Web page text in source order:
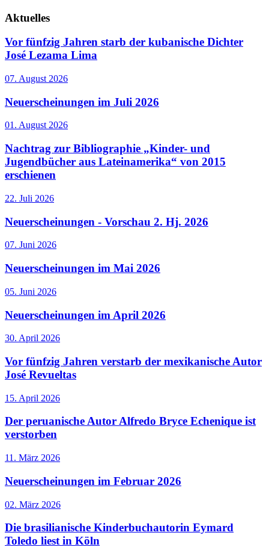
Aktuelles
Vor fünfzig Jahren starb der kubanische Dichter
José Lezama Lima
07. August 2026
Neuerscheinungen im Juli 2026
01. August 2026
Nachtrag zur Bibliographie „Kinder- und
Jugendbücher aus Lateinamerika“ von 2015
erschienen
22. Juli 2026
Neuerscheinungen - Vorschau 2. Hj. 2026
07. Juni 2026
Neuerscheinungen im Mai 2026
05. Juni 2026
Neuerscheinungen im April 2026
30. April 2026
Vor fünfzig Jahren verstarb der mexikanische Autor
José Revueltas
15. April 2026
Der peruanische Autor Alfredo Bryce Echenique ist
verstorben
11. März 2026
Neuerscheinungen im Februar 2026
02. März 2026
Die brasilianische Kinderbuchautorin Eymard
Toledo liest in Köln